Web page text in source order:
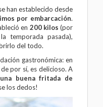
han establecido desde
por embarcación.
en 200 kilos (por
temporada pasada),
del todo.
gastronómica: en
por sí, es delicioso. A
una buena fritada de
los dedos!